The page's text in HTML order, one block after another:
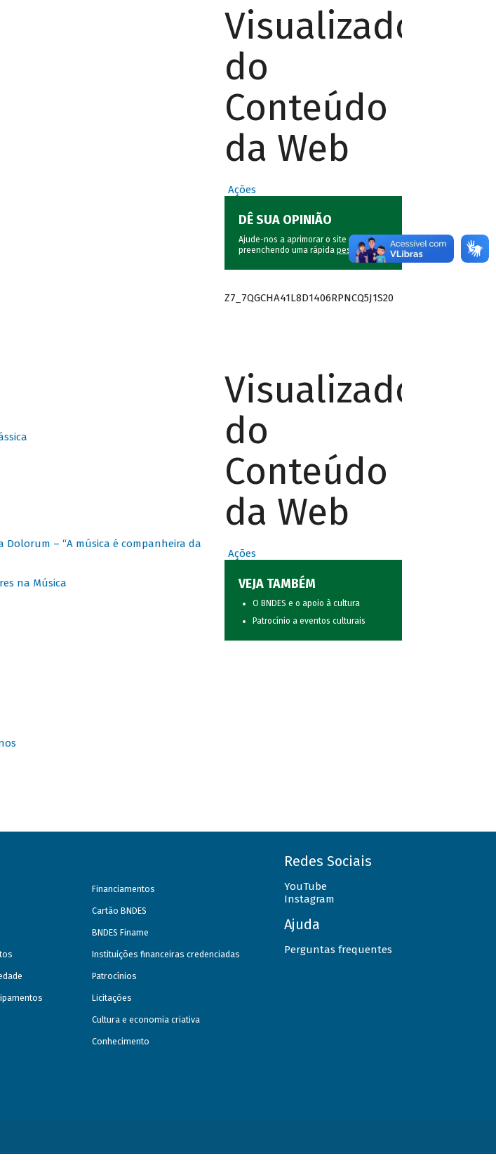
Dolorum – “A música é companheira da
na Música
Visualizador
do
Conteúdo
da Web
Ações
DÊ SUA OPINIÃO
Ajude-nos a aprimorar o site do BNDES
preenchendo uma rápida pesquisa.
Z7_7QGCHA41L8D1406RPNCQ5J1S20
Visualizador
do
Conteúdo
da Web
Ações
VEJA TAMBÉM
O BNDES e o apoio à cultura
Patrocínio a eventos culturais
Financiamentos
Cartão BNDES
BNDES Finame
Instituições financeiras credenciadas
Patrocínios
Licitações
Cultura e economia criativa
Conhecimento
Redes Sociais
YouTube
Instagram
Ajuda
Perguntas frequentes